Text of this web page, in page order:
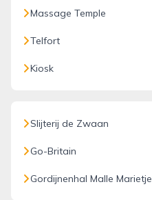
Massage Temple
Telfort
Kiosk
Slijterij de Zwaan
Go-Britain
Gordijnenhal Malle Marietje